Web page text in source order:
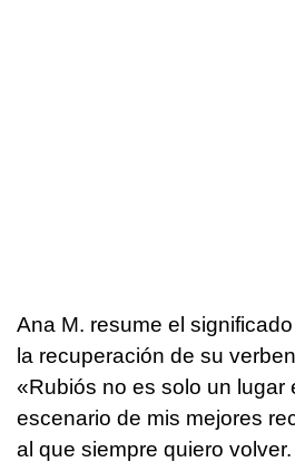
Ana M. resume el
la recuperación de su
«Rubiós no es solo un lugar
escenario de mis mejores
al que siempre quiero